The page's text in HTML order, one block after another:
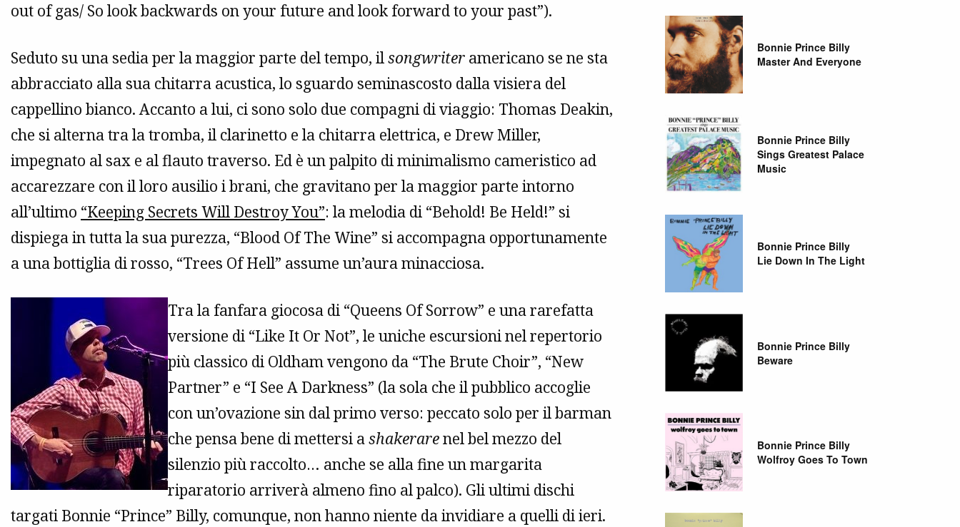
out of gas/ So look backwards on your future and look forward to your past”).
Seduto su una sedia per la maggior parte del tempo, ilsongwriter americano se ne sta
abbracciato alla sua chitarra acustica, lo sguardo seminascosto dalla visiera del
cappellino bianco. Accanto a lui, ci sono solo due compagni di viaggio: Thomas Deakin,
che si alterna tra la tromba, il clarinetto e la chitarra elettrica, e Drew Miller,
impegnato al sax e al flauto traverso. Ed è un palpito di minimalismo cameristico ad
accarezzare con il loro ausilio i brani, che gravitano per la maggior parte intorno
all’ultimo “Keeping Secrets Will Destroy You”: la melodia di “Behold! Be Held!” si
dispiega in tutta la sua purezza, “Blood Of The Wine” si accompagna opportunamente
a una bottiglia di rosso, “Trees Of Hell” assume un’aura minacciosa.
Tra la fanfara giocosa di “Queens Of Sorrow” e una rarefatta
versione di “Like It Or Not”, le uniche escursioni nel repertorio
più classico di Oldham vengono da “The Brute Choir”, “New
Partner” e “I See A Darkness” (la sola che il pubblico accoglie
con un’ovazione sin dal primo verso: peccato solo per il barman
che pensa bene di mettersi ashakerarenel bel mezzo del
silenzio più raccolto… anche se alla fine un margarita
riparatorio arriverà almeno fino al palco). Gli ultimi dischi
targati Bonnie “Prince” Billy, comunque, non hanno niente da invidiare a quelli di ieri.
Bonnie Prince Billy
Master And Everyone
Bonnie Prince Billy
Sings Greatest Palace
Music
Bonnie Prince Billy
Lie Down In The Light
Bonnie Prince Billy
Beware
Bonnie Prince Billy
Wolfroy Goes To Town